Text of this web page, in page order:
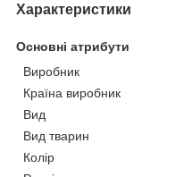
Характеристики
Основні атрибути
Виробник
Країна виробник
Вид
Вид тварин
Колір